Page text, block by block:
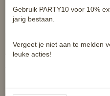
Op voorraad
Aantal
Gebruik PARTY10 voor 10%
jarig bestaan.
Vergeet je niet aan te melden
leuke acties!